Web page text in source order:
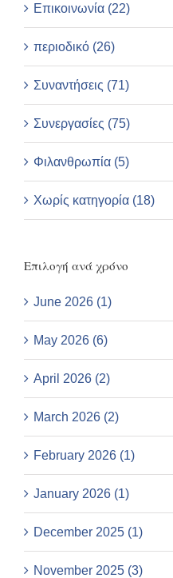
Επικοινωνία (22)
περιοδικό (26)
Συναντήσεις (71)
Συνεργασίες (75)
Φιλανθρωπία (5)
Χωρίς κατηγορία (18)
Επιλογή ανά χρόνο
June 2026 (1)
May 2026 (6)
April 2026 (2)
March 2026 (2)
February 2026 (1)
January 2026 (1)
December 2025 (1)
November 2025 (3)